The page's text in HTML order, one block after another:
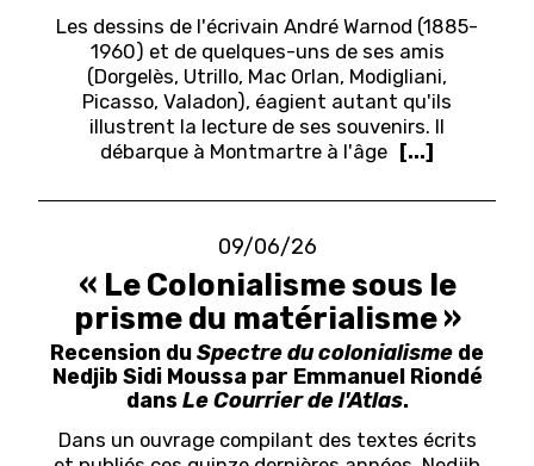
Les dessins de l'écrivain André Warnod (1885-
1960) et de quelques-uns de ses amis
(Dorgelès, Utrillo, Mac Orlan, Modigliani,
Picasso, Valadon), éagient autant qu'ils
illustrent la lecture de ses souvenirs. Il
débarque à Montmartre à l'âge [...]
09/06/26
« Le Colonialisme sous le
prisme du matérialisme »
Recension duSpectre du colonialisme de
Nedjib Sidi Moussa par Emmanuel Riondé
dans Le Courrier de l'Atlas.
Dans un ouvrage compilant des textes écrits